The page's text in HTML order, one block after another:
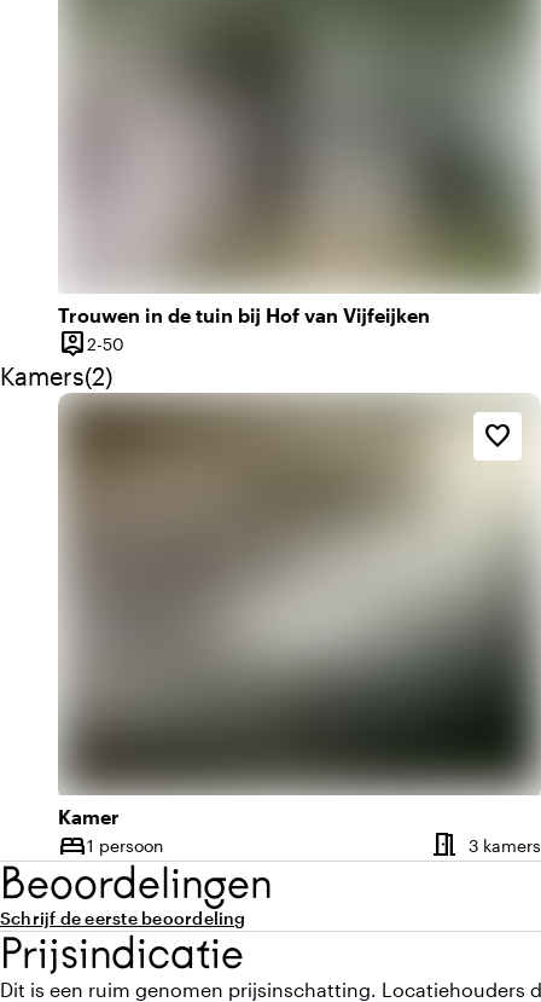
Trouwen in de tuin bij Hof van Vijfeijken
person_pin
Capaciteit
2-50
Kamers
Aantal kamers: 2
(2)
Kamer
bed
Capaciteit
1 persoon meeting_room 3 kamers
favorite_border
Beoordelingen
Schrijf de eerste beoordeling
Prijsindicatie
Dit is een ruim genomen prijsinschatting. Locatiehouders